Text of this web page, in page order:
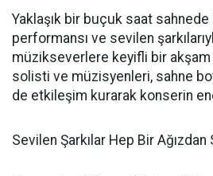
Yaklaşık bir buçuk saat
performansı ve sevilen
müzikseverlere keyifli bir akşam
solisti ve müzisyenleri, sahne
de etkileşim kurarak konserin
Sevilen Şarkılar Hep Bir Ağızdan